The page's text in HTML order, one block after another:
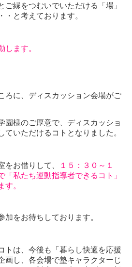
ご縁をつむいでいただける「場」
・と考えております。
します。
ろに、ディスカッション会場がご
園様のご厚意で、ディスカッショ
ていただけるコトとなりました。
をお借りして、
１５：３０～１
「私たち運動指導者できるコト」
す。
加をお待ちしております。
トは、今後も「暮らし快適を応援
画し、各会場で塾キャラクターじ